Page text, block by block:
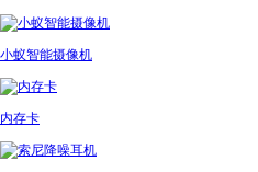
小蚁智能摄像机
内存卡